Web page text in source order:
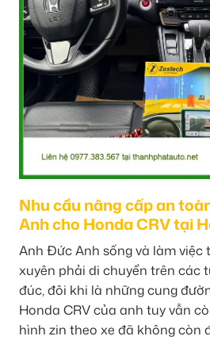
Nhu cầu nâng cấp an
Anh cho Honda CRV tại
Anh Đức Anh sống và làm việc
xuyên phải di chuyển trên các
đúc, đôi khi là những cung
Honda CRV của anh tuy vẫn
hình zin theo xe đã không còn